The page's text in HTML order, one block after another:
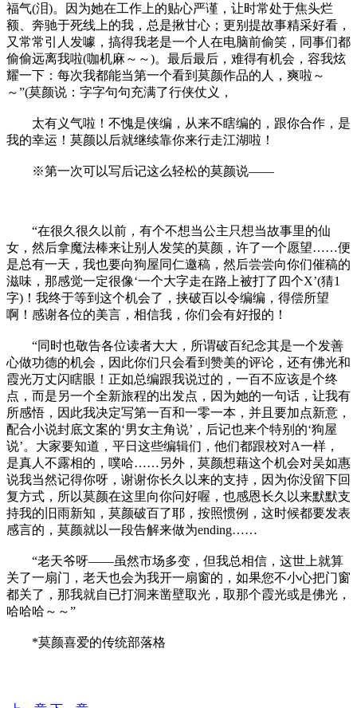
福气(泪)。因为她在工作上的贴心严谨，让时常处于焦头烂
额、奔驰于死线上的我，总是揪甘心；更别提故事精采好看，
又常常引人发噱，搞得我老是一个人在电脑前偷笑，同事们都
偷偷远离我啦(咖机麻～～)。最后最后，难得有机会，容我炫
耀一下：每次我都能当第一个看到莫颜作品的人，爽啦～
～”(莫颜说：字字句句充满了行侠仗义，
太有义气啦！不愧是侠编，从来不瞎编的，跟你合作，是
我的幸运！莫颜以后就继续靠你来行走江湖啦！
※第一次可以写后记这么轻松的莫颜说——
“在很久很久以前，有个不想当公主只想当故事里的仙
女，然后拿魔法棒来让别人发笑的莫颜，许了一个愿望……便
是总有一天，我也要向狗屋同仁邀稿，然后尝尝向你们催稿的
滋味，那感觉一定很像‘一个大字走在路上被打了四个X’(猜1
字)！我终于等到这个机会了，挟破百以令编编，得偿所望
啊！感谢各位的美言，相信我，你们会有好报的！
“同时也敬告各位读者大大，所谓破百纪念其是一个发善
心做功德的机会，因此你们只会看到赞美的评论，还有佛光和
霞光万丈闪瞎眼！正如总编跟我说过的，一百不应该是个终
点，而是另一个全新旅程的出发点，因为她的一句话，让我有
所感悟，因此我决定写第一百和一零一本，并且要加点新意，
配合小说封底文案的‘男女主角说’，后记也来个特别的‘狗屋
说’。大家要知道，平日这些编辑们，他们都跟校对A一样，
是真人不露相的，噗哈……另外，莫颜想藉这个机会对吴如惠
说我当然记得你呀，谢谢你长久以来的支持，因为你没留下回
复方式，所以莫颜在这里向你问好喔，也感恩长久以来默默支
持我的旧雨新知，莫颜破百了耶，按照惯例，这时候都要发表
感言的，莫颜就以一段告解来做为ending……
“老天爷呀——虽然市场多变，但我总相信，这世上就算
关了一扇门，老天也会为我开一扇窗的，如果您不小心把门窗
都关了，那我就自已打洞来凿壁取光，取那个霞光或是佛光，
哈哈哈～～”
*莫颜喜爱的传统部落格